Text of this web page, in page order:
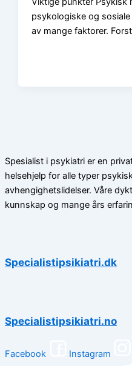
psykologiske og
av mange faktorer.
Spesialist i psykiatri er en
helsehjelp for alle typer
avhengighetslidelser. Våre
kunnskap og mange års
Specialistipsikiatri.dk
Specialistipsikiatri.no
Facebook Instagram